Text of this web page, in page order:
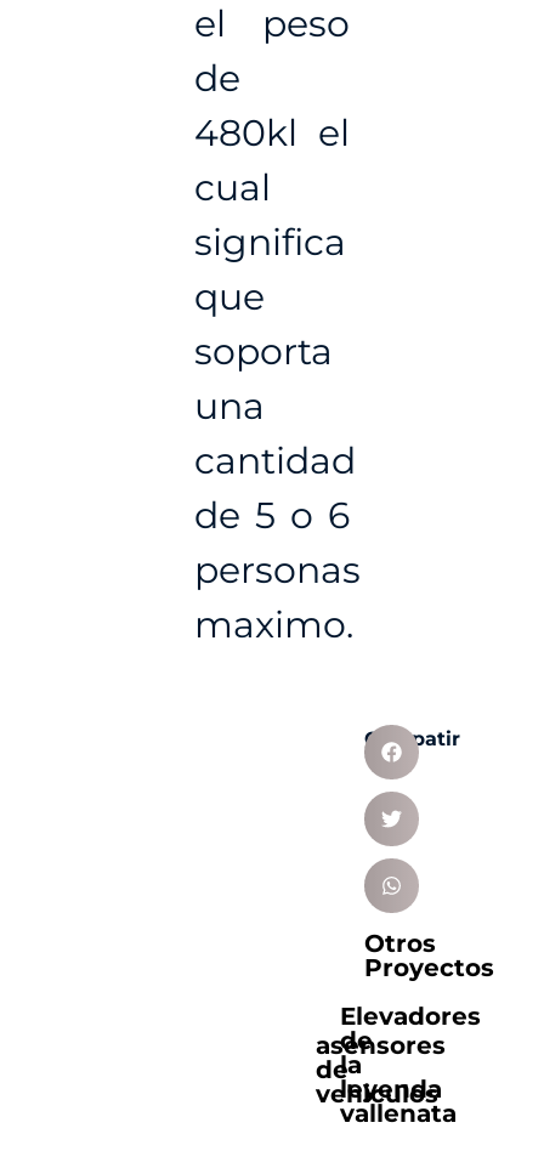
el peso
de
480kl el
cual
significa
que
soporta
una
cantidad
de 5 o 6
personas
maximo.
Compatir
Otros
Proyectos
asensores
de
vehiculos
Elevadores
de
la
leyenda
vallenata